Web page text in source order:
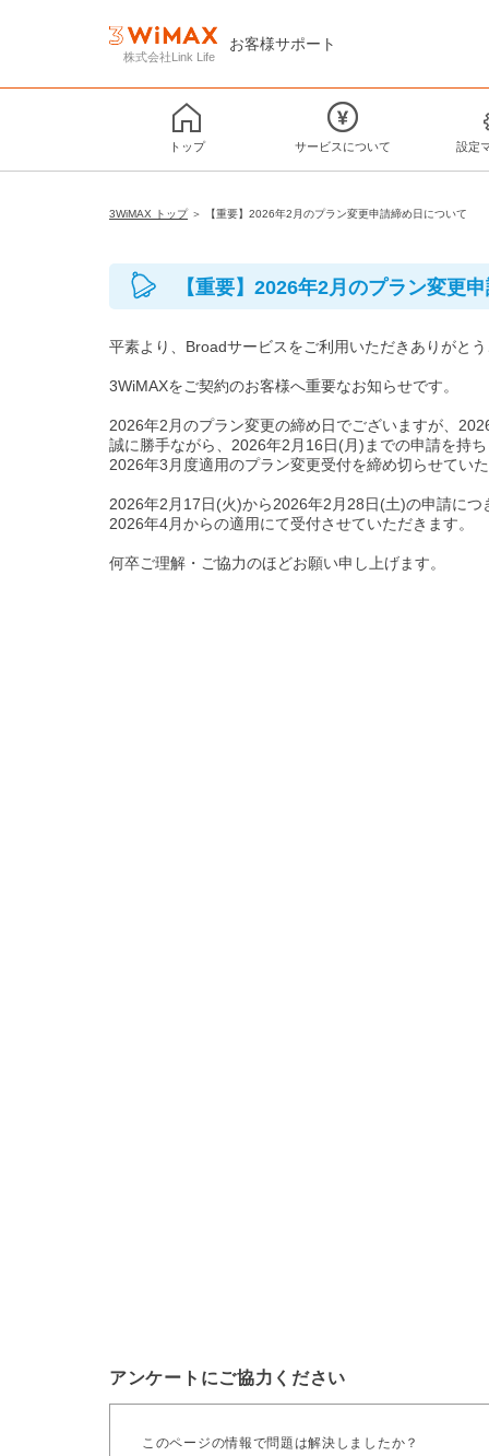
株式会社Link Life
お客様サポート
トップ サービスについて 設定
3WiMAX トップ＞ 【重要】2026年2月のプラン変更申請締め日について
【重要】2026年2月のプラン変更
平素より、Broadサービスをご利用いただきありがと
3WiMAXをご契約のお客様へ重要なお知らせです。
2026年2月のプラン変更の締め日でございますが、
誠に勝手ながら、2026年2月16日(月)までの申請を持
2026年3月度適用のプラン変更受付を締め切らせてい
2026年2月17日(火)から2026年2月28日(土)の申請につ
2026年4月からの適用にて受付させていただきます。
何卒ご理解・ご協力のほどお願い申し上げます。
アンケートにご協力ください
このページの情報で問題は解決しましたか？